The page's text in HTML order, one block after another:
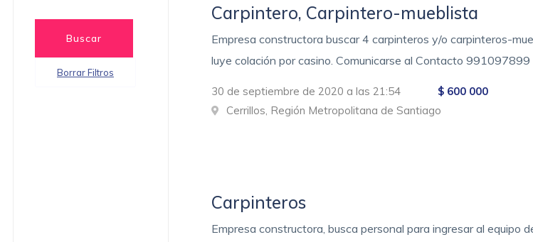
Buscar
Borrar Filtros
Carpintero, Carpintero-mueblista
Empresa constructora buscar 4 carpinteros y/o carpinteros-
luye colación por casino. Comunicarse al Contacto
30 de septiembre de 2020 a las 21:54
$ 600 000
Cerrillos, Región Metropolitana de Santiago
Carpinteros
Empresa constructora, busca personal para ingresar al equipo